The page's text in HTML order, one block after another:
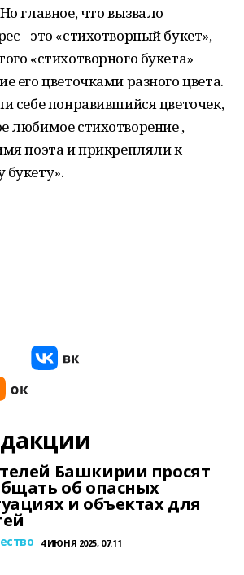
главное, что вызвало
- это «стихотворный букет»,
«стихотворного букета»
его цветочками разного цвета.
себе понравившийся цветочек,
любимое стихотворение ,
поэта и прикрепляли к
букету».
Башкирии просят
об опасных
и объектах для
4 ИЮНЯ 2025, 07:11